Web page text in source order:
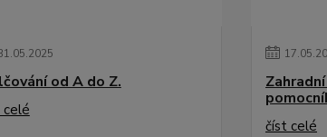
.05.2025
od A do Z.
17.05.
číst celé